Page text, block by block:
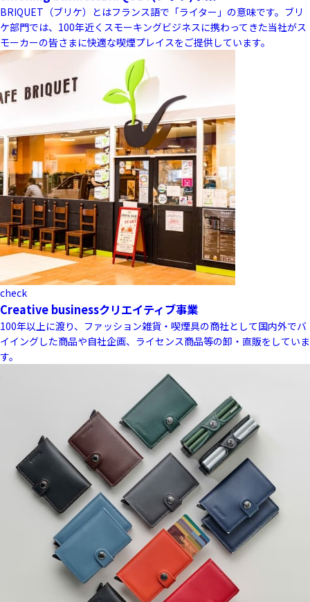
BRIQUET（ブリケ）とはフランス語で「ライター」の意味です。ブリ
ケ部門では、100年近くスモーキングビジネスに携わってきた当社がス
モーカーの皆さまに快適な喫煙プレイスをご提供しています。
check
Creative businessクリエイティブ事業
100年以上に渡り、ファッション雑貨・喫煙具の商社として国内外でバ
イイングした商品や自社企画、ライセンス商品等の卸・直販をしていま
す。